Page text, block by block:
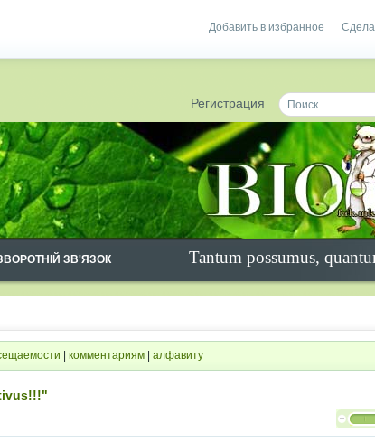
Добавить в избранное
Регистрация
Tantum possumus,
ЗВ'ЯЗОК
комментариям алфавиту